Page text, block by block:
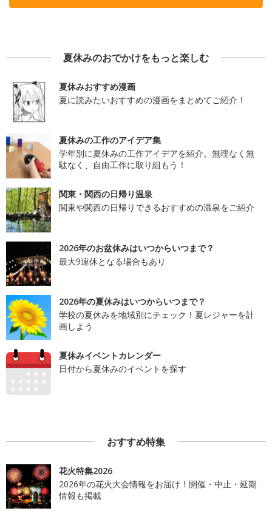
夏休みのおでかけをもっと楽しむ
夏休みおすすめ漫画
夏に読みたいおすすめの漫画をまとめてご紹介！
夏休みの工作のアイデア集
学年別に夏休みの工作アイデアを紹介。無理なく無
駄なく、自由工作に取り組もう！
関東・関西の日帰り温泉
関東や関西の日帰りできるおすすめの温泉をご紹介
2026年のお盆休みはいつからいつまで？
最大9連休となる場合もあり
2026年の夏休みはいつからいつまで？
学校の夏休みを地域別にチェック！夏レジャーを計
画しよう
夏休みイベントカレンダー
日付から夏休みのイベントを探す
おすすめ特集
花火特集2026
2026年の花火大会情報をお届け！開催・中止・延期
情報も掲載